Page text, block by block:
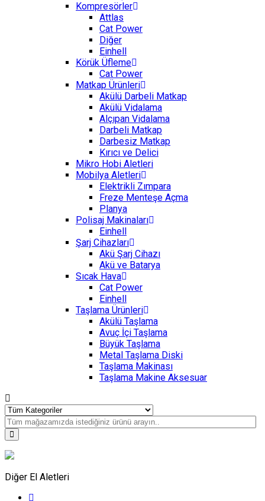
Kompresörler
Attlas
Cat Power
Diğer
Einhell
Körük Üfleme
Cat Power
Matkap Ürünleri
Akülü Darbeli Matkap
Akülü Vidalama
Alçıpan Vidalama
Darbeli Matkap
Darbesiz Matkap
Kırıcı ve Delici
Mikro Hobi Aletleri
Mobilya Aletleri
Elektrikli Zımpara
Freze Menteşe Açma
Planya
Polisaj Makinaları
Einhell
Şarj Cihazları
Akü Şarj Cihazı
Akü ve Batarya
Sıcak Hava
Cat Power
Einhell
Taşlama Ürünleri
Akülü Taşlama
Avuç İçi Taşlama
Büyük Taşlama
Metal Taşlama Diski
Taşlama Makinası
Taşlama Makine Aksesuar
Diğer El Aletleri